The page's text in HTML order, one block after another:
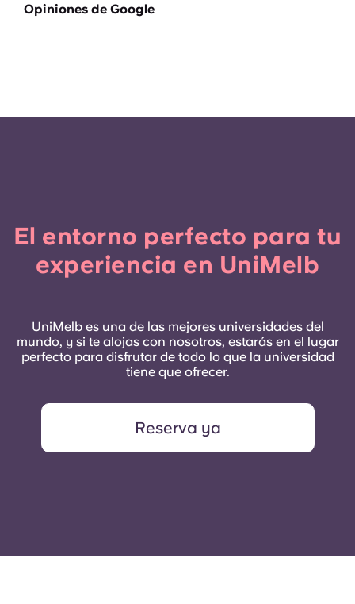
Opiniones de Google
El entorno perfecto para tu
experiencia en UniMelb
UniMelb es una de las mejores universidades del
mundo, y si te alojas con nosotros, estarás en el lugar
perfecto para disfrutar de todo lo que la universidad
tiene que ofrecer.
Reserva ya